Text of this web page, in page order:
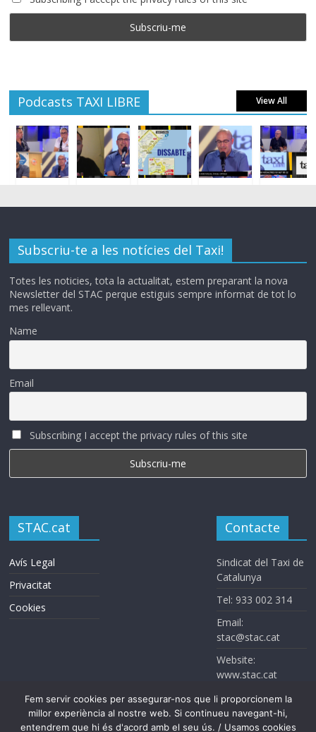
Podcasts TAXI LIBRE View All
Subscriu-te a les notícies del Taxi!
Totes les noticies, tota la actualitat, estem preparant la nova
Newsletter del STAC perque estiguis sempre informat de tot lo
mes rellevant.
Name
Email
Subscribing I accept the privacy rules of this site
STAC.cat
Avís Legal
Privacitat
Cookies
Contacte
Sindicat del Taxi de
Catalunya
Tel: 933 002 314
Email:
stac@stac.cat
Website:
www.stac.cat
Fem servir cookies per assegurar-nos que li proporcionem la
millor experiència al nostre web. Si continueu navegant-hi,
entendrem que hi és d'acord amb el seu ús. / Usamos cookies